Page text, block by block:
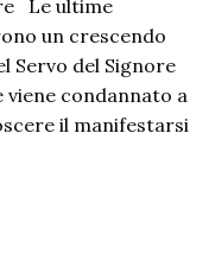
Le ultime
un crescendo
Servo del Signore
viene condannato a
il manifestarsi